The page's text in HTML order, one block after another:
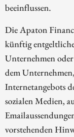
beeinflussen.
Die Apaton
künftig
Unternehmen
dem
Internetangebots
sozialen Medien,
vorstehenden